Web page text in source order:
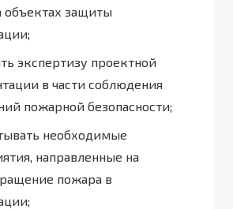
объектах защиты
экспертизу проектной
в части соблюдения
пожарной безопасности;
необходимые
направленные на
пожара в